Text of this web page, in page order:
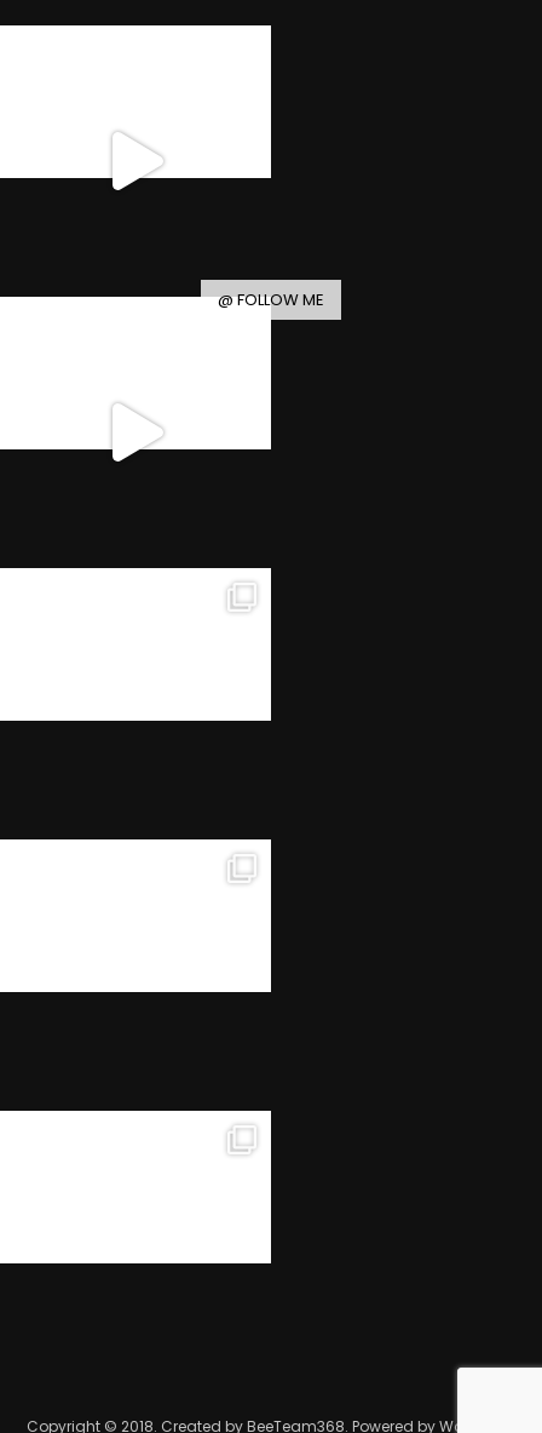
@ FOLLOW ME
Copyright © 2018. Created by BeeTeam368. Powered by WordPress